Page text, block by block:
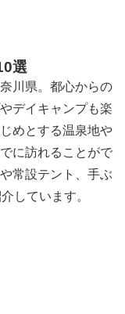
選
川県。都心からの
デイキャンプも楽
めとする温泉地や
に訪れることがで
常設テント、手ぶ
しています。